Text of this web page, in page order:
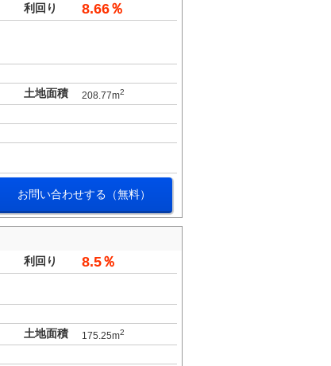
利回り 8.66％
土地面積 208.77m2
お問い合わせする（無料）
利回り 8.5％
土地面積 175.25m2